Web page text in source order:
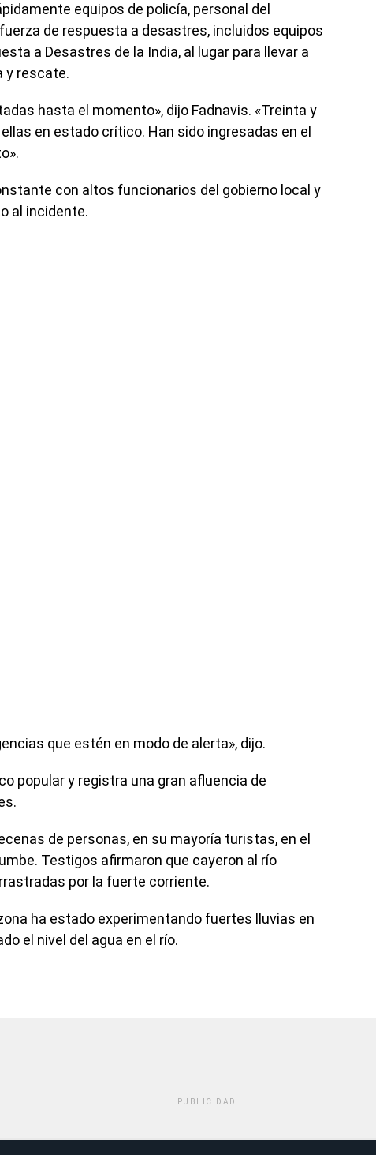
equipos de policía, personal del
de respuesta a desastres, incluidos equipos
a Desastres de la India, al lugar para llevar a
y rescate.
hasta el momento», dijo Fadnavis. «Treinta y
en estado crítico. Han sido ingresadas en el
con altos funcionarios del gobierno local y
al incidente.
que estén en modo de alerta», dijo.
popular y registra una gran afluencia de
de personas, en su mayoría turistas, en el
Testigos afirmaron que cayeron al río
por la fuerte corriente.
ha estado experimentando fuertes lluvias en
el nivel del agua en el río.
PUBLICIDAD